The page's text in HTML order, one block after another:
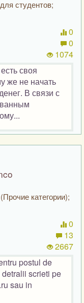
студентов;
0
0
1074
своя
же не начать
В связи с
категории);
0
13
2667
postul de
scrieti pe
sau in